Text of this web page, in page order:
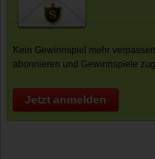
Kein Gewinnspiel mehr
abonnieren und Gewinnspiele
Jetzt anmelden